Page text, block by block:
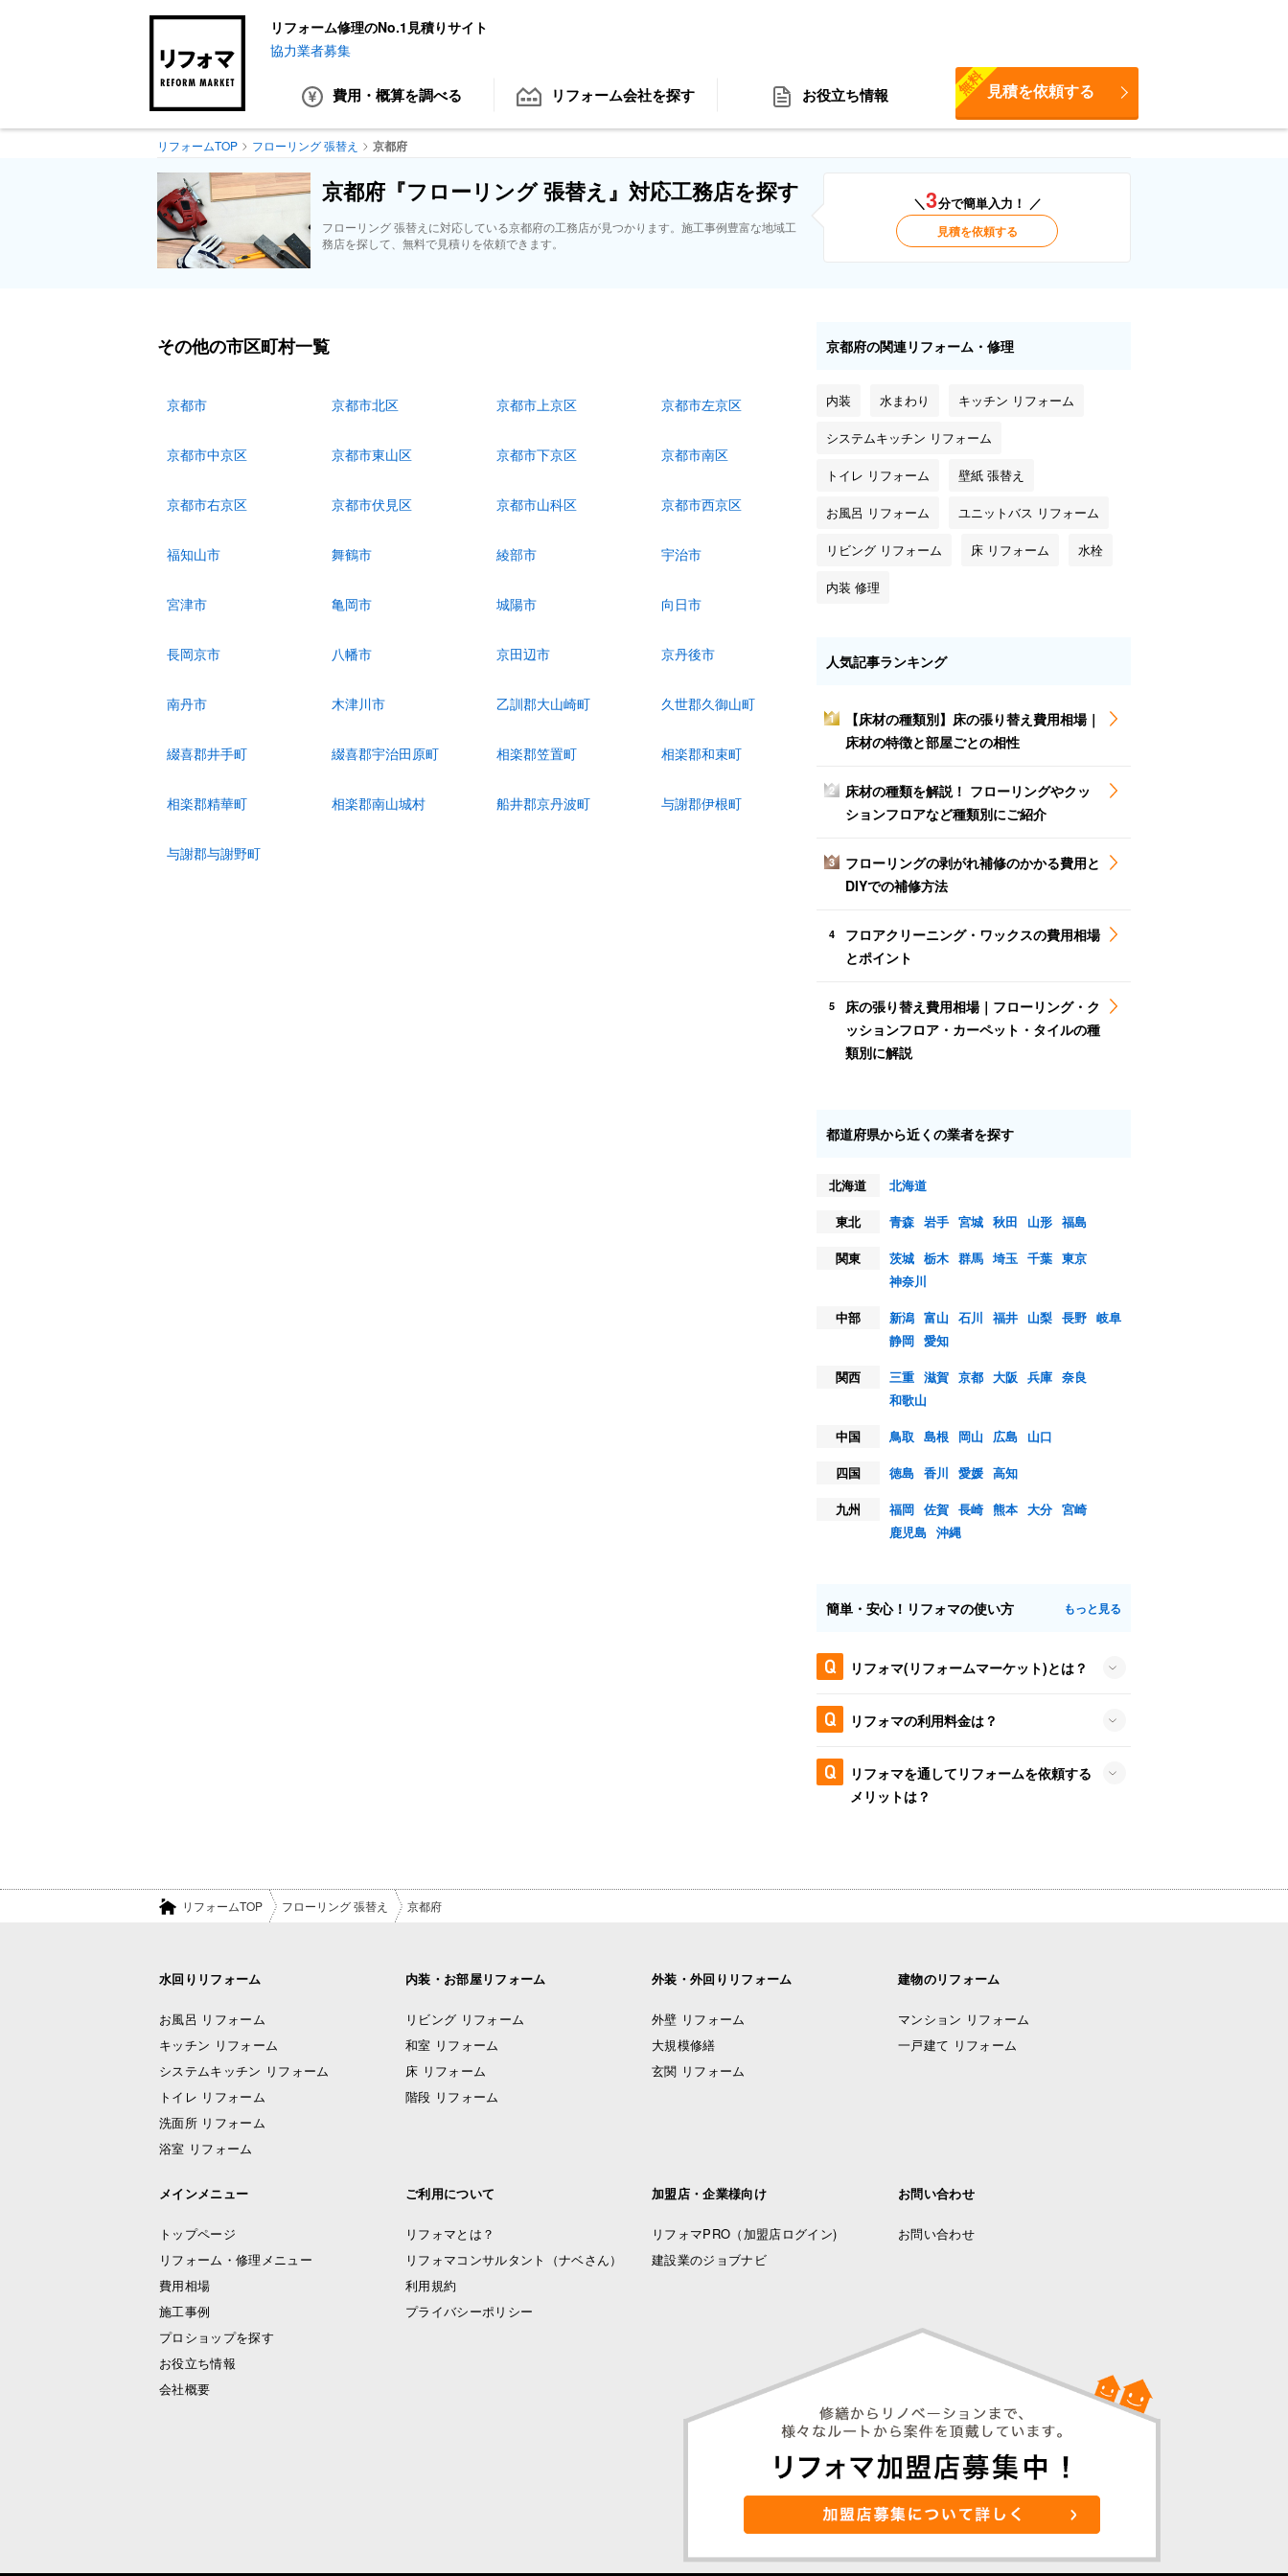
リフォーム修理のNo.1見積りサイト
協力業者募集
費用・概算を調べる リフォーム会社を探す お役立ち情報 見積を依頼する
無料
リフォームTOP フローリング 張替え 京都府
京都府『フローリング 張替え』対応工務店を探す
フローリング 張替えに対応している京都府の工務店が見つかります。施工事例豊富な地域工
務店を探して、無料で見積りを依頼できます。
＼3分で簡単入力！ ／
見積を依頼する
その他の市区町村一覧
京都市 京都市北区 京都市上京区 京都市左京区
京都市中京区 京都市東山区 京都市下京区 京都市南区
京都市右京区 京都市伏見区 京都市山科区 京都市西京区
福知山市 舞鶴市 綾部市 宇治市
宮津市 亀岡市 城陽市 向日市
長岡京市 八幡市 京田辺市 京丹後市
南丹市 木津川市 乙訓郡大山崎町 久世郡久御山町
綴喜郡井手町 綴喜郡宇治田原町 相楽郡笠置町 相楽郡和束町
相楽郡精華町 相楽郡南山城村 船井郡京丹波町 与謝郡伊根町
与謝郡与謝野町
京都府の関連リフォーム・修理
内装 水まわり キッチン リフォーム
システムキッチン リフォーム
トイレ リフォーム 壁紙 張替え
お風呂 リフォーム ユニットバス リフォーム
リビング リフォーム 床 リフォーム 水栓
内装 修理
人気記事ランキング
1
【床材の種類別】床の張り替え費用相場｜
床材の特徴と部屋ごとの相性
2
床材の種類を解説！ フローリングやクッ
ションフロアなど種類別にご紹介
3
フローリングの剥がれ補修のかかる費用と
DIYでの補修方法
4
フロアクリーニング・ワックスの費用相場
とポイント
5
床の張り替え費用相場｜フローリング・ク
ッションフロア・カーペット・タイルの種
類別に解説
都道府県から近くの業者を探す
北海道
北海道
東北
青森 岩手 宮城 秋田 山形 福島
関東
茨城 栃木 群馬 埼玉 千葉 東京
神奈川
中部
新潟 富山 石川 福井 山梨 長野 岐阜
静岡 愛知
関西
三重 滋賀 京都 大阪 兵庫 奈良
和歌山
中国
鳥取 島根 岡山 広島
山口
四国
徳島 香川 愛媛 高知
九州
福岡 佐賀 長崎 熊本 大分 宮崎
鹿児島 沖縄
簡単・安心！リフォマの使い方 もっと見る
リフォマ(リフォームマーケット)とは？
リフォマの利用料金は？
リフォマを通してリフォームを依頼する
メリットは？
リフォームTOP フローリング 張替え 京都府
水回りリフォーム
お風呂 リフォーム
キッチン リフォーム
システムキッチン リフォーム
トイレ リフォーム
洗面所 リフォーム
浴室 リフォーム
内装・お部屋リフォーム
リビング リフォーム
和室 リフォーム
床 リフォーム
階段 リフォーム
外装・外回りリフォーム
外壁 リフォーム
大規模修繕
玄関 リフォーム
建物のリフォーム
マンション リフォーム
一戸建て リフォーム
メインメニュー
トップページ
リフォーム・修理メニュー
費用相場
施工事例
プロショップを探す
お役立ち情報
会社概要
ご利用について
リフォマとは？
リフォマコンサルタント（ナベさん）
利用規約
プライバシーポリシー
加盟店・企業様向け
リフォマPRO （加盟店ログイン)
建設業のジョブナビ
お問い合わせ
お問い合わせ